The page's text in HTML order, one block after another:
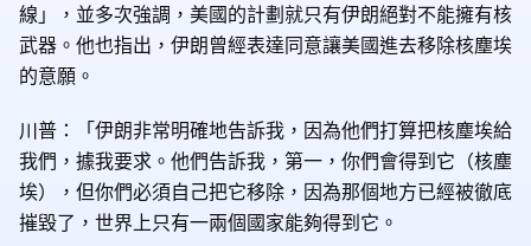
線」，並多次強調，美國的計劃就只有伊朗絕對不能擁有核
武器。他也指出，伊朗曾經表達同意讓美國進去移除核塵埃
的意願。
川普：「伊朗非常明確地告訴我，因為他們打算把核塵埃給
我們，據我要求。他們告訴我，第一，你們會得到它（核塵
埃），但你們必須自己把它移除，因為那個地方已經被徹底
摧毀了，世界上只有一兩個國家能夠得到它。